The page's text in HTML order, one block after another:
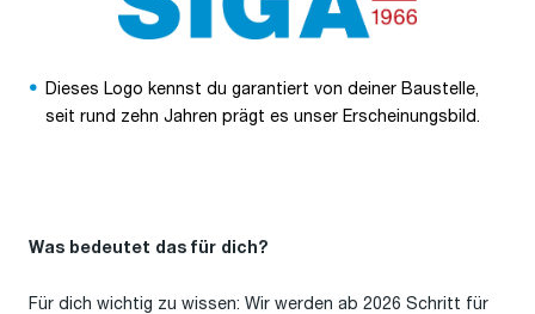
Dieses Logo kennst du garantiert von deiner Baustelle,
seit rund zehn Jahren prägt es unser Erscheinungsbild.
Was bedeutet das für dich?
Für dich wichtig zu wissen: Wir werden ab 2026 Schritt für